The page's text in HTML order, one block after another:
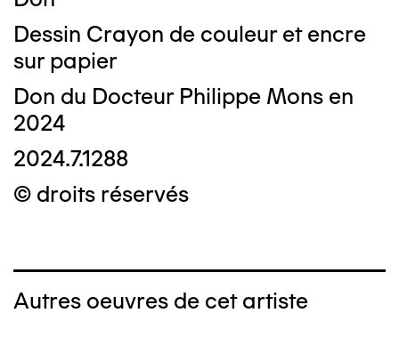
Dessin Crayon de couleur et encre
sur papier
Don du Docteur Philippe Mons en
2024
2024.7.1288
© droits réservés
Autres oeuvres de cet artiste